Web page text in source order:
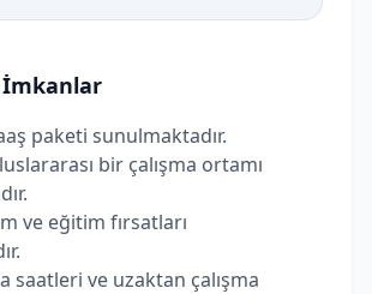
paketi sunulmaktadır.
bir çalışma ortamı
ve eğitim fırsatları
saatleri ve uzaktan çalışma